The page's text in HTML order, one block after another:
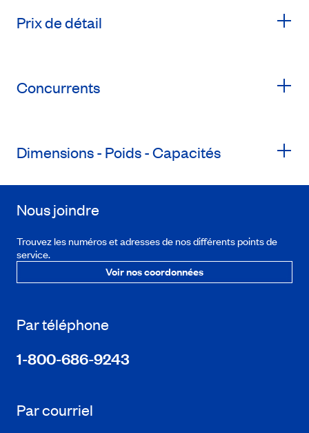
Prix de détail
Concurrents
Dimensions - Poids - Capacités
Nous joindre
Trouvez les numéros et adresses de nos différents points de
service.
Voir nos coordonnées
Par téléphone
1-800-686-9243
Par courriel